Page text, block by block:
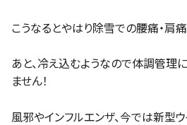
こうなるとやはり除雪での腰痛・肩
あと、冷え込むようなので体調管理
ません！
風邪やインフルエンザ、今では新型ウ